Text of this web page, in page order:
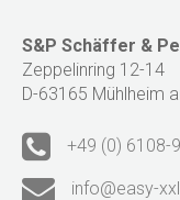
S&P Schäffer &
Zeppelinring 12-14
D-63165 Mühlheim
+49 (0) 6108-
info@easy-